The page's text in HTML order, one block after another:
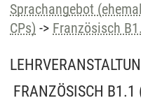
Sprachangebot
CPs) -> Französisch
FRANZÖSISCH B1.1